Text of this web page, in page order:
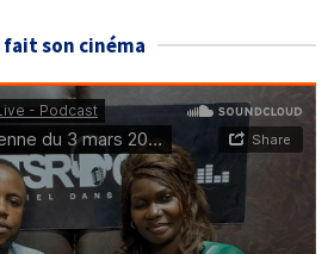
fait son cinéma